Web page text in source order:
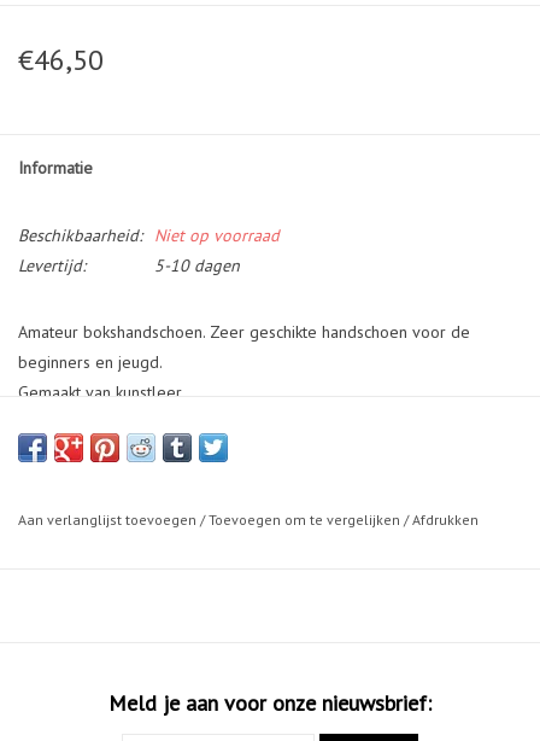
€46,50
Informatie
Beschikbaarheid:
Niet op voorraad
Levertijd:
5-10 dagen
Amateur bokshandschoen. Zeer geschikte handschoen voor de
beginners en jeugd.
Gemaakt van kunstleer.
Kleur: zwart/rood
Gewicht: 4 - 16oz
45 - 55 kg - 10 oz
Aan verlanglijst toevoegen /Toevoegen om te vergelijken /Afdrukken
Meld je aan voor onze nieuwsbrief: